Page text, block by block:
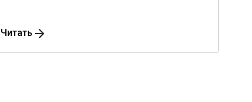
«Синергия», кандидат экономических наук.
Читать